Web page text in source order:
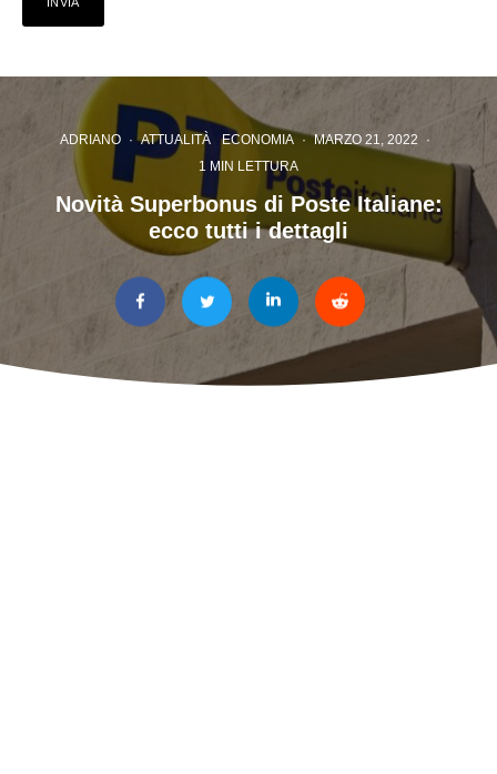
ADRIANO · ATTUALITÀ ECONOMIA · MARZO 21, 2022
·
1 MIN LETTURA
Novità Superbonus di Poste Italiane:
ecco tutti i dettagli